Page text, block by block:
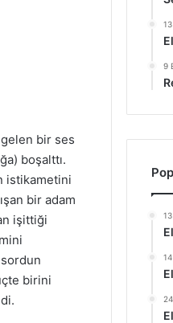
bir ses
boşalttı.
istikametini
bir adam
işittiği
birini
9